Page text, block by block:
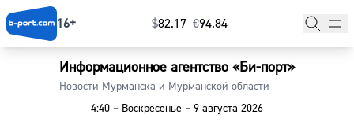
16+ $⁠82.17 €⁠94.84
Информационное агентство «Би-порт»
Новости Мурманска и Мурманской области
4:40 – Воскресенье – 9 августа 2026
Главная